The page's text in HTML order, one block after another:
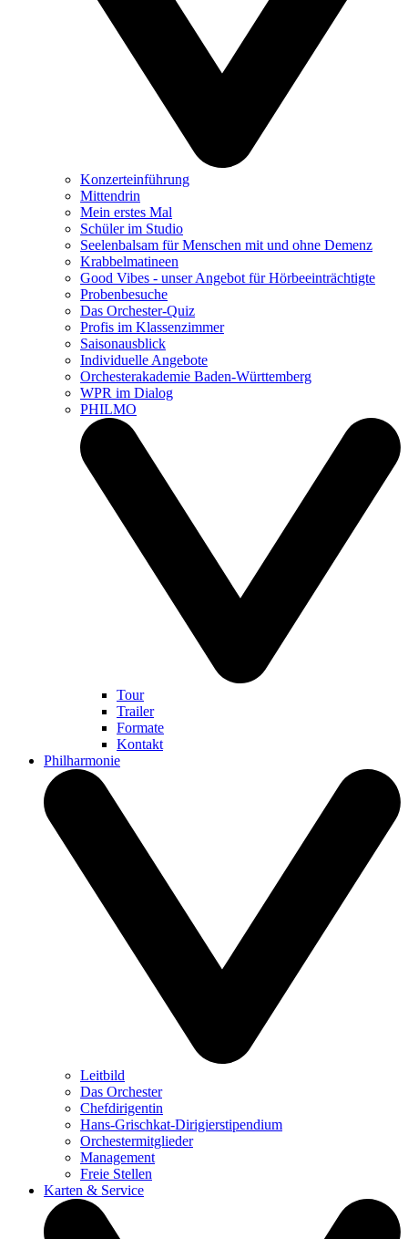
Konzerteinführung
Mittendrin
Mein erstes Mal
Schüler im Studio
Seelenbalsam für Menschen mit und ohne Demenz
Krabbelmatineen
Good Vibes - unser Angebot für Hörbeeinträchtigte
Probenbesuche
Das Orchester-Quiz
Profis im Klassenzimmer
Saisonausblick
Individuelle Angebote
Orchesterakademie Baden-Württemberg
WPR im Dialog
PHILMO
Tour
Trailer
Formate
Kontakt
Philharmonie
Leitbild
Das Orchester
Chefdirigentin
Hans-Grischkat-Dirigierstipendium
Orchestermitglieder
Management
Freie Stellen
Karten & Service